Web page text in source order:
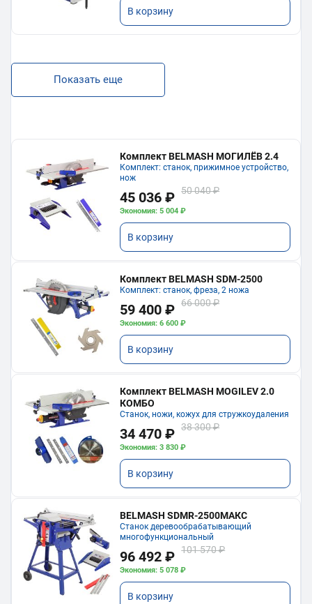
В корзину
Показать еще
Комплект BELMASH МОГИЛЁВ 2.4
Комплект: станок, прижимное устройство,
нож
45 036 ₽ 50 040 ₽
Экономия: 5 004 ₽
В корзину
Комплект BELMASH SDM-2500
Комплект: станок, фреза, 2 ножа
59 400 ₽ 66 000 ₽
Экономия: 6 600 ₽
В корзину
Комплект BELMASH MOGILEV 2.0
КОМБО
Станок, ножи, кожух для стружкоудаления
34 470 ₽ 38 300 ₽
Экономия: 3 830 ₽
В корзину
BELMASH SDMR-2500МАКС
Станок деревообрабатывающий
многофункциональный
96 492 ₽ 101 570 ₽
Экономия: 5 078 ₽
В корзину